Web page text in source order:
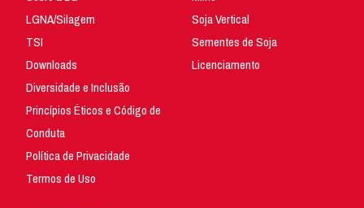
LGNA/Silagem
TSI
Downloads
Diversidade e Inclusão
Princípios Éticos e Código de
Conduta
Política de Privacidade
Termos de Uso
Soja Vertical
Sementes de Soja
Licenciamento